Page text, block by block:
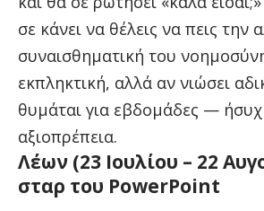
σε κάνει να θέλεις να πεις την
συναισθηματική του
εκπληκτική, αλλά αν νιώσει
θυμάται για εβδομάδες —
αξιοπρέπεια.
Λέων (23 Ιουλίου – 22
σταρ του PowerPoint